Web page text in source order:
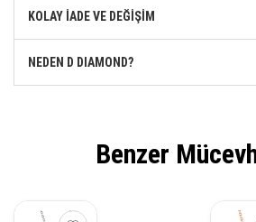
KOLAY İADE VE DEĞİŞİM
NEDEN D DIAMOND?
Benzer